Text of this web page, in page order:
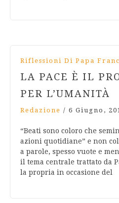
Riflessioni Di Papa
LA PACE È IL
PER L’UMANITÀ
Redazione / 6 Giugno,
“Beati sono coloro che
azioni quotidiane” e non
a parole, spesso vuote e
il tema centrale trattato da
la propria in occasione del